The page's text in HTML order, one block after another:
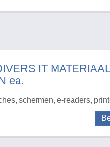
IT
ea.
schermen, e-readers,